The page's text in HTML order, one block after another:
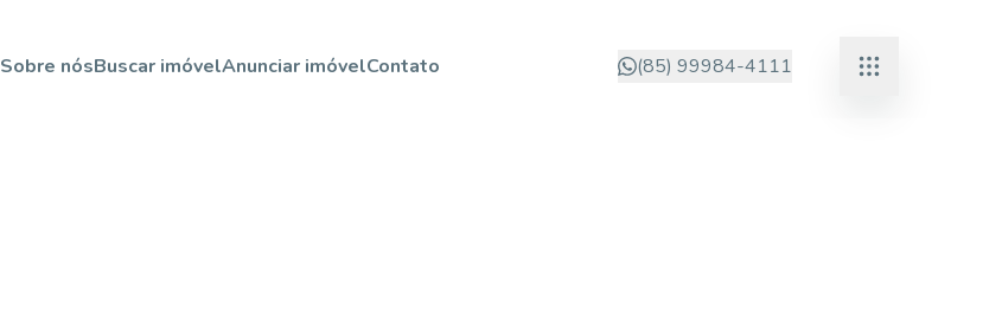
Sobre nósBuscar imóvelAnunciar imóvelContato (85) 99984-4111